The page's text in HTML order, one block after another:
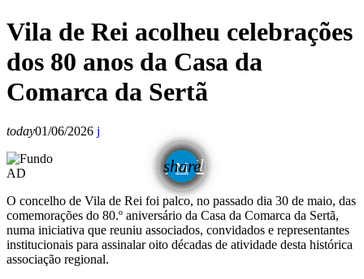
Vila de Rei acolheu celebrações
dos 80 anos da Casa da
Comarca da Sertã
today01/06/2026
share
email
AD
O concelho de Vila de Rei foi palco, no passado dia 30 de maio, das
comemorações do 80.º aniversário da Casa da Comarca da Sertã,
numa iniciativa que reuniu associados, convidados e representantes
institucionais para assinalar oito décadas de atividade desta histórica
associação regional.